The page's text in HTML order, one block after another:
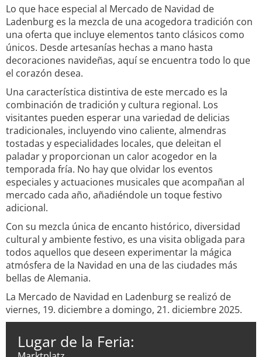
Lo que hace especial al Mercado de Navidad de
Ladenburg es la mezcla de una acogedora tradición con
una oferta que incluye elementos tanto clásicos como
únicos. Desde artesanías hechas a mano hasta
decoraciones navideñas, aquí se encuentra todo lo que
el corazón desea.
Una característica distintiva de este mercado es la
combinación de tradición y cultura regional. Los
visitantes pueden esperar una variedad de delicias
tradicionales, incluyendo vino caliente, almendras
tostadas y especialidades locales, que deleitan el
paladar y proporcionan un calor acogedor en la
temporada fría. No hay que olvidar los eventos
especiales y actuaciones musicales que acompañan al
mercado cada año, añadiéndole un toque festivo
adicional.
Con su mezcla única de encanto histórico, diversidad
cultural y ambiente festivo, es una visita obligada para
todos aquellos que deseen experimentar la mágica
atmósfera de la Navidad en una de las ciudades más
bellas de Alemania.
La Mercado de Navidad en Ladenburg se realizó de
viernes, 19. diciembre a domingo, 21. diciembre 2025.
Lugar de la Feria: